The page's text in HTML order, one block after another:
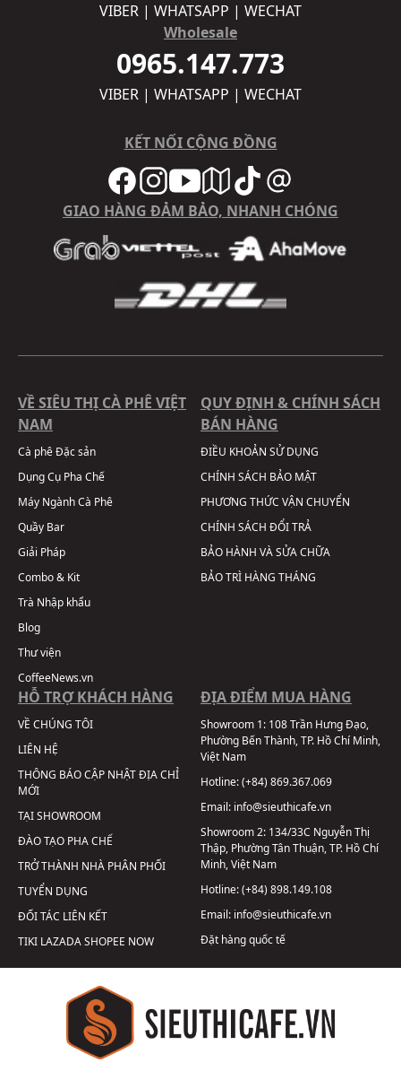
VIBER | WHATSAPP | WECHAT
Wholesale
0965.147.773
VIBER | WHATSAPP | WECHAT
KẾT NỐI CỘNG ĐỒNG
GIAO HÀNG ĐẢM BẢO, NHANH CHÓNG
VỀ SIÊU THỊ CÀ PHÊ VIỆT
NAM
Cà phê Đặc sản
Dụng Cụ Pha Chế
Máy Ngành Cà Phê
Quầy Bar
Giải Pháp
Combo & Kit
Trà Nhập khẩu
Blog
Thư viện
CoffeeNews.vn
QUY ĐỊNH & CHÍNH SÁCH
BÁN HÀNG
ĐIỀU KHOẢN SỬ DỤNG
CHÍNH SÁCH BẢO MẬT
PHƯƠNG THỨC VẬN CHUYỂN
CHÍNH SÁCH ĐỔI TRẢ
BẢO HÀNH VÀ SỬA CHỮA
BẢO TRÌ HÀNG THÁNG
HỖ TRỢ KHÁCH HÀNG
VỀ CHÚNG TÔI
LIÊN HỆ
THÔNG BÁO CẬP NHẬT ĐỊA CHỈ
MỚI
TẠI SHOWROOM
ĐÀO TẠO PHA CHẾ
TRỞ THÀNH NHÀ PHÂN PHỐI
TUYỂN DỤNG
ĐỐI TÁC LIÊN KẾT
TIKI LAZADASHOPEE NOW
ĐỊA ĐIỂM MUA HÀNG
Showroom 1: 108 Trần Hưng Đạo,
Phường Bến Thành, TP. Hồ Chí Minh,
Việt Nam
Hotline:(+84) 869.367.069
Email: info@sieuthicafe.vn
Showroom 2: 134/33C Nguyễn Thị
Thập, Phường Tân Thuận, TP. Hồ Chí
Minh, Việt Nam
Hotline:(+84) 898.149.108
Email: info@sieuthicafe.vn
Đặt hàng quốc tế